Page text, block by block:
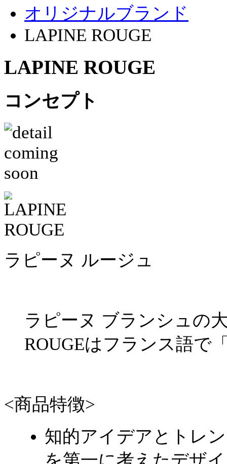
オリジナルブランド
LAPINE ROUGE
LAPINE ROUGE
コンセプト
ラピーヌ ルージュ
ラピーヌ ブランシュの
ROUGEはフランス語で
<商品特徴>
知的アイデアとトレ